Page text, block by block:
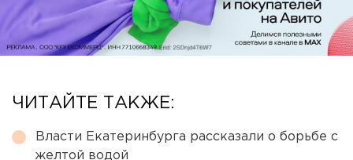
ЧИТАЙТЕ ТАКЖЕ:
Власти Екатеринбурга рассказали о борьбе с
желтой водой